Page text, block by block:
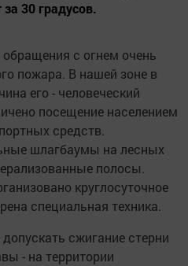
30 градусов.
с огнем очень
пожара. В нашей зоне в
его - человеческий
посещение населением
средств.
шлагбаумы на лесных
полосы.
круглосуточное
специальная техника.
сжигание стерни
- на территории